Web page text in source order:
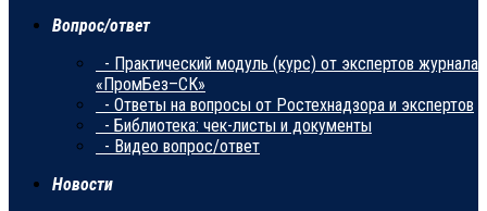
Вопрос/ответ
- Практический модуль (курс) от экспертов журнала
«ПромБез–СК»
- Ответы на вопросы от Ростехнадзора и экспертов
- Библиотека: чек-листы и документы
- Видео вопрос/ответ
Новости